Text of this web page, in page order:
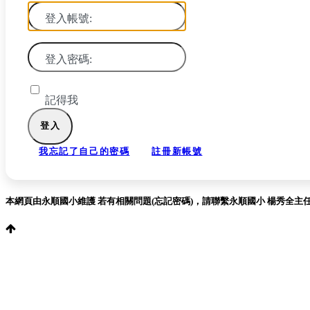
登入帳號:
登入密碼:
記得我
我忘記了自己的密碼 註冊新帳號
本網頁由永順國小維護 若有相關問題(忘記密碼)，請聯繫永順國小 楊秀全主